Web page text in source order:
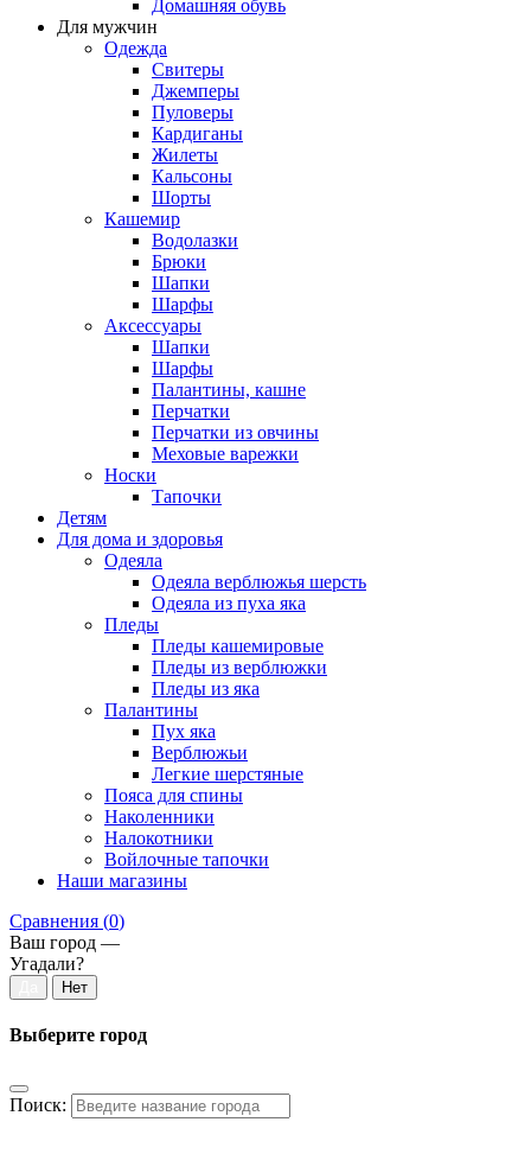
Домашняя обувь
Для мужчин
Одежда
Свитеры
Джемперы
Пуловеры
Кардиганы
Жилеты
Кальсоны
Шорты
Кашемир
Водолазки
Брюки
Шапки
Шарфы
Аксессуары
Шапки
Шарфы
Палантины, кашне
Перчатки
Перчатки из овчины
Меховые варежки
Носки
Тапочки
Детям
Для дома и здоровья
Одеяла
Одеяла верблюжья шерсть
Одеяла из пуха яка
Пледы
Пледы кашемировые
Пледы из верблюжки
Пледы из яка
Палантины
Пух яка
Верблюжьи
Легкие шерстяные
Пояса для спины
Наколенники
Налокотники
Войлочные тапочки
Наши магазины
Сравнения (0)
Ваш город —
Угадали?
Выберите город
Поиск: